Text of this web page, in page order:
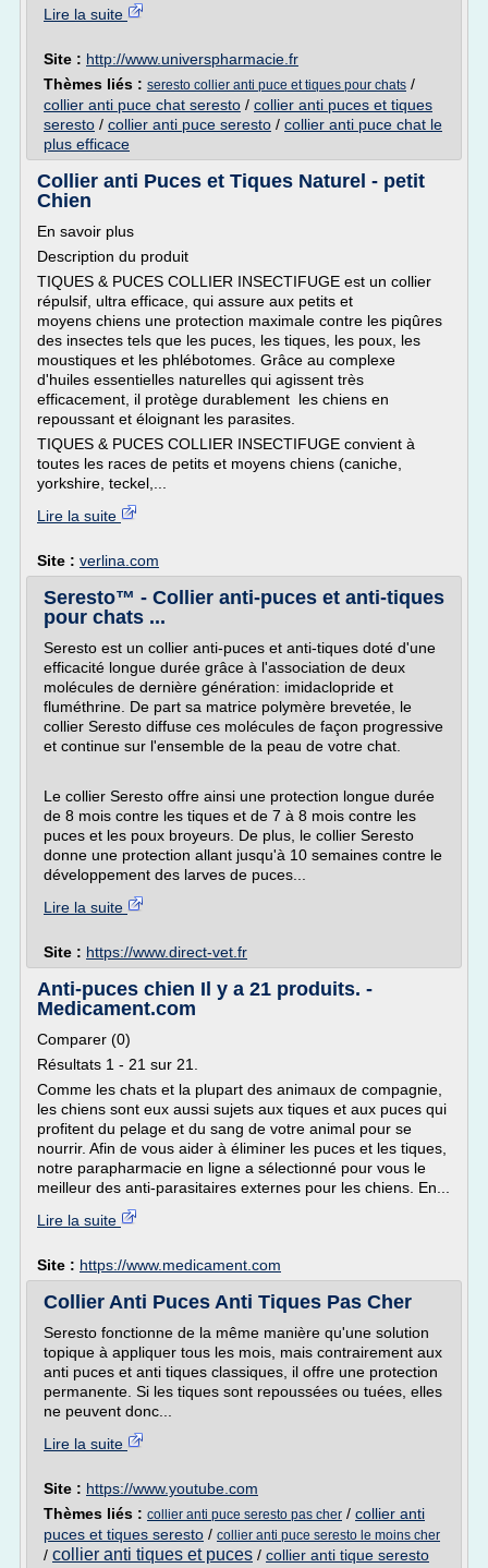
Lire la suite
Site : http://www.universpharmacie.fr
Thèmes liés : seresto collier anti puce et tiques pour chats /
collier anti puce chat seresto / collier anti puces et tiques
seresto / collier anti puce seresto / collier anti puce chat le
plus efficace
Collier anti Puces et Tiques Naturel - petit
Chien
En savoir plus
Description du produit
TIQUES & PUCES COLLIER INSECTIFUGE est un collier
répulsif, ultra efficace, qui assure aux petits et
moyens chiens une protection maximale contre les piqûres
des insectes tels que les puces, les tiques, les poux, les
moustiques et les phlébotomes. Grâce au complexe
d'huiles essentielles naturelles qui agissent très
efficacement, il protège durablement les chiens en
repoussant et éloignant les parasites.
TIQUES & PUCES COLLIER INSECTIFUGE convient à
toutes les races de petits et moyens chiens (caniche,
yorkshire, teckel,...
Lire la suite
Site : verlina.com
Seresto™ - Collier anti-puces et anti-tiques
pour chats ...
Seresto est un collier anti-puces et anti-tiques doté d'une
efficacité longue durée grâce à l'association de deux
molécules de dernière génération: imidaclopride et
fluméthrine. De part sa matrice polymère brevetée, le
collier Seresto diffuse ces molécules de façon progressive
et continue sur l'ensemble de la peau de votre chat.
Le collier Seresto offre ainsi une protection longue durée
de 8 mois contre les tiques et de 7 à 8 mois contre les
puces et les poux broyeurs. De plus, le collier Seresto
donne une protection allant jusqu'à 10 semaines contre le
développement des larves de puces...
Lire la suite
Site : https://www.direct-vet.fr
Anti-puces chien Il y a 21 produits. -
Medicament.com
Comparer (0)
Résultats 1 - 21 sur 21.
Comme les chats et la plupart des animaux de compagnie,
les chiens sont eux aussi sujets aux tiques et aux puces qui
profitent du pelage et du sang de votre animal pour se
nourrir. Afin de vous aider à éliminer les puces et les tiques,
notre parapharmacie en ligne a sélectionné pour vous le
meilleur des anti-parasitaires externes pour les chiens. En...
Lire la suite
Site : https://www.medicament.com
Collier Anti Puces Anti Tiques Pas Cher
Seresto fonctionne de la même manière qu'une solution
topique à appliquer tous les mois, mais contrairement aux
anti puces et anti tiques classiques, il offre une protection
permanente. Si les tiques sont repoussées ou tuées, elles
ne peuvent donc...
Lire la suite
Site : https://www.youtube.com
Thèmes liés : collier anti puce seresto pas cher / collier anti
puces et tiques seresto / collier anti puce seresto le moins cher
/ collier anti tiques et puces / collier anti tique seresto